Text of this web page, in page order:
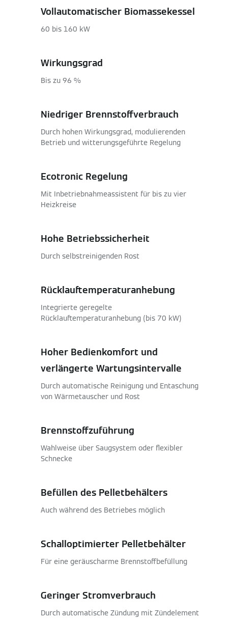
Vollautomatischer Biomassekessel
60 bis 160 kW
Wirkungsgrad
Bis zu 96 %
Niedriger Brennstoffverbrauch
Durch hohen Wirkungsgrad, modulierenden
Betrieb und witterungsgeführte Regelung
Ecotronic Regelung
Mit Inbetriebnahmeassistent für bis zu vier
Heizkreise
Hohe Betriebssicherheit
Durch selbstreinigenden Rost
Rücklauftemperaturanhebung
Integrierte geregelte
Rücklauftemperaturanhebung (bis 70 kW)
Hoher Bedienkomfort und
verlängerte Wartungsintervalle
Durch automatische Reinigung und Entaschung
von Wärmetauscher und Rost
Brennstoffzuführung
Wahlweise über Saugsystem oder flexibler
Schnecke
Befüllen des Pelletbehälters
Auch während des Betriebes möglich
Schalloptimierter Pelletbehälter
Für eine geräuscharme Brennstoffbefüllung
Geringer Stromverbrauch
Durch automatische Zündung mit Zündelement